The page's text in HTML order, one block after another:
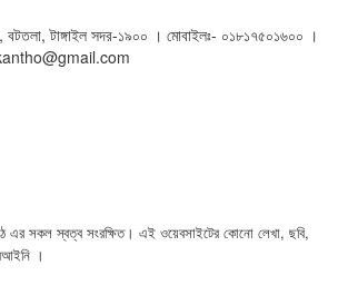
বটতলা, টাঙ্গাইল সদর-১৯০০ । মোবাইলঃ- ০১৮১৭৫০১৬০০ ।
এর সকল স্বত্ব সংরক্ষিত। এই ওয়েবসাইটের কোনো লেখা, ছবি,
।